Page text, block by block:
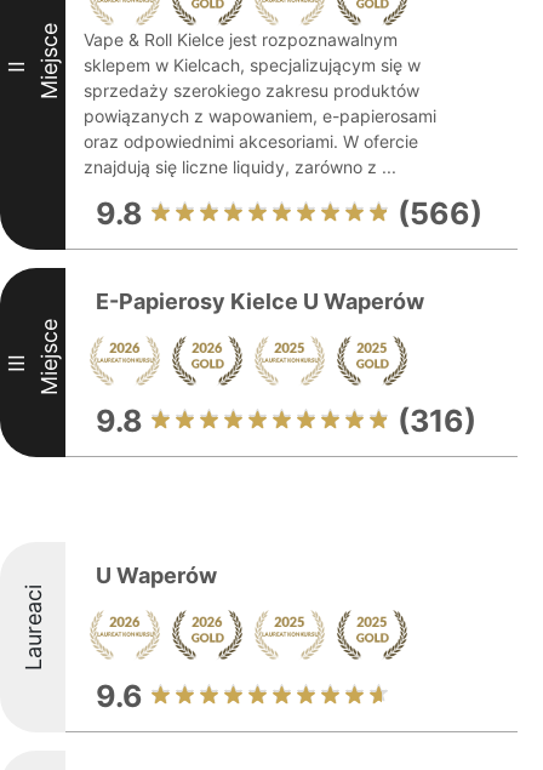
II Miejsce
Vape & Roll Kielce jest rozpoznawalnym
sklepem w Kielcach, specjalizującym się w
sprzedaży szerokiego zakresu produktów
powiązanych z wapowaniem, e-papierosami
oraz odpowiednimi akcesoriami. W ofercie
znajdują się liczne liquidy, zarówno z ...
9.8 (566)
III Miejsce
E-Papierosy Kielce U Waperów
9.8 (316)
Laureaci
U Waperów
9.6